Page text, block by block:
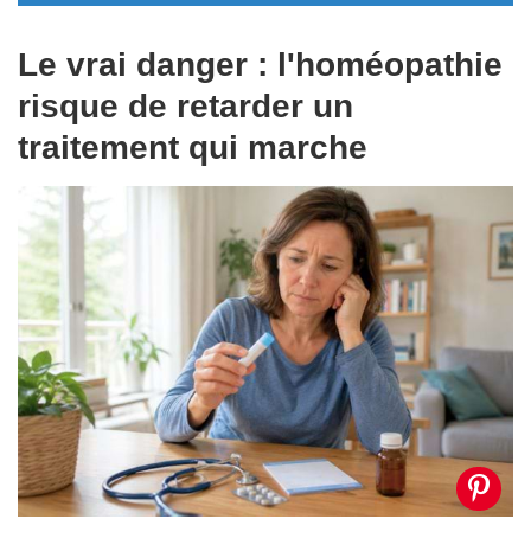
Le vrai danger : l'homéopathie
risque de retarder un
traitement qui marche